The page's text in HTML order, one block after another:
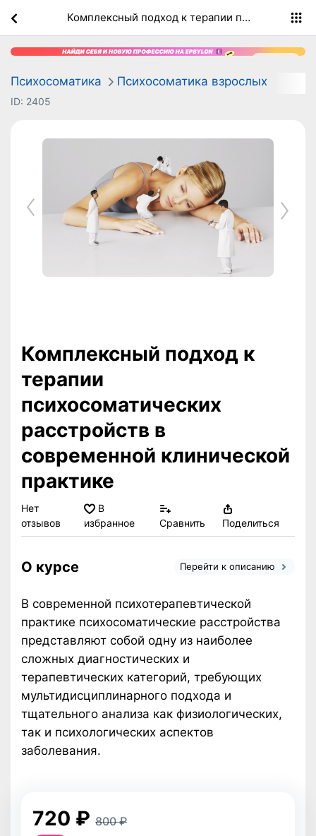
Комплексный подход к терапии психосоматических расстройств в современной клинической практике
Психосоматика Психосоматика взрослых
ID: 2405
Комплексный подход к
терапии
психосоматических
расстройств в
современной клинической
практике
Нет
отзывов
В
избранное
Сравнить Поделиться
О курсе Перейти к описанию
В современной психотерапевтической
практике психосоматические расстройства
представляют собой одну из наиболее
сложных диагностических и
терапевтических категорий, требующих
мультидисциплинарного подхода и
тщательного анализа как физиологических,
так и психологических аспектов
заболевания.
720 ₽ 800₽